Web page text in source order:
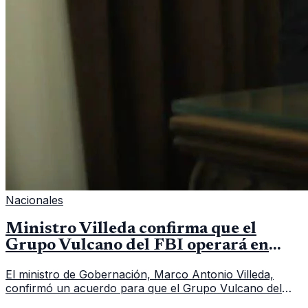
Nacionales
Ministro Villeda confirma que el
Grupo Vulcano del FBI operará en
El ministro de Gobernación, Marco Antonio Villeda,
confirmó un acuerdo para que el Grupo Vulcano del